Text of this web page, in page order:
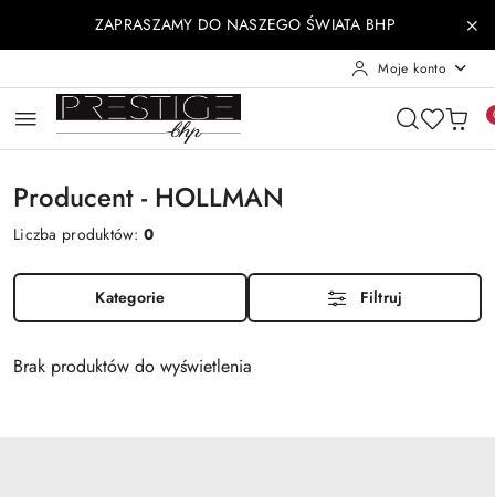
Przejdź do treści głównej
Przejdź do wyszukiwarki
Przejdź do moje konto
Przejdź do menu głównego
Przejdź do stopki
ZAPRASZAMY DO NASZEGO ŚWIATA BHP
Moje konto
Producent - HOLLMAN
Liczba produktów:0
Kategorie Filtruj
Brak produktów do wyświetlenia